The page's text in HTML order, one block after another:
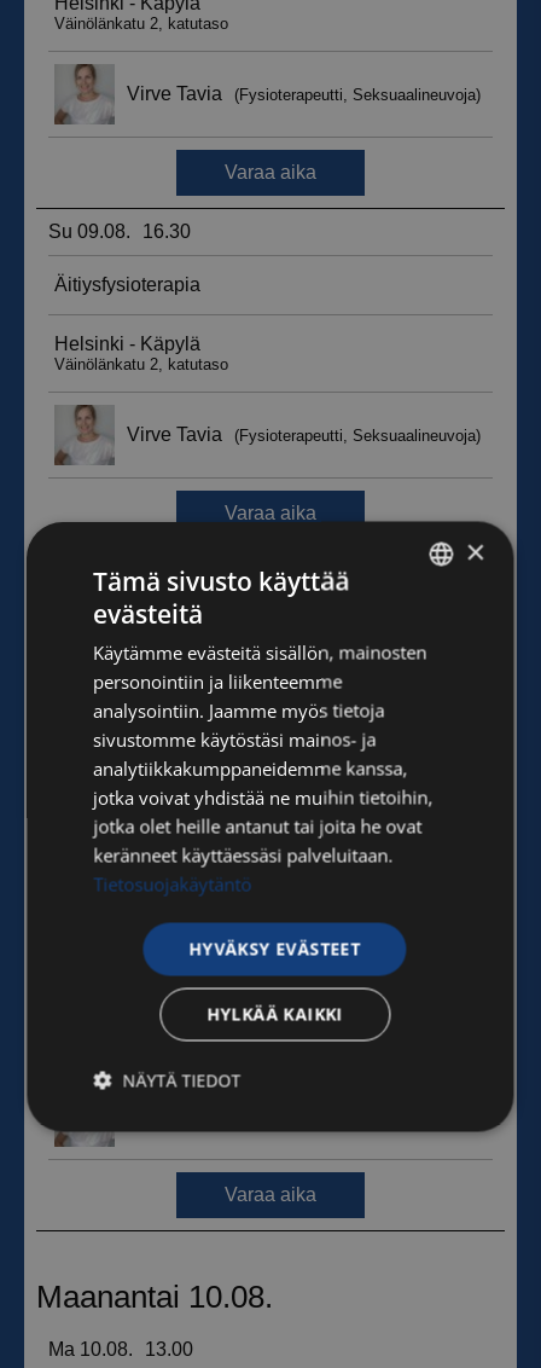
ENGLISH
×
Tämä sivusto käyttää
evästeitä
Käytämme evästeitä sisällön, mainosten
personointiin ja liikenteemme
analysointiin. Jaamme myös tietoja
sivustomme käytöstäsi mainos- ja
analytiikkakumppaneidemme kanssa,
jotka voivat yhdistää ne muihin tietoihin,
jotka olet heille antanut tai joita he ovat
keränneet käyttäessäsi palveluitaan.
Tietosuojakäytäntö
HYVÄKSY EVÄSTEET
HYLKÄÄ KAIKKI
NÄYTÄ TIEDOT
Ehdottomasti
välttämättömät
Suorituskyvylliset
Luokittelemattomat